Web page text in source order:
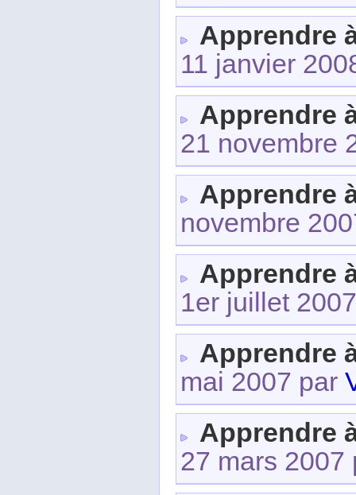
Apprendre
11 janvier
Apprendre
21 novembre
Apprendre
novembre
Apprendre
1er juillet
Apprendre
mai 2007 par
Apprendre
27 mars